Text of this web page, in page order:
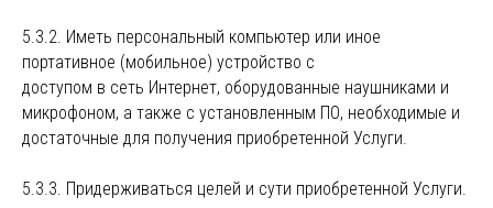
5.3.2. Иметь персональный компьютер или иное
портативное (мобильное) устройство с
доступом в сеть Интернет, оборудованные наушниками и
микрофоном, а также с установленным ПО, необходимые и
достаточные для получения приобретенной Услуги.
5.3.3. Придерживаться целей и сути приобретенной Услуги.